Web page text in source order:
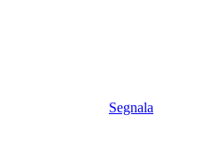
Segnala